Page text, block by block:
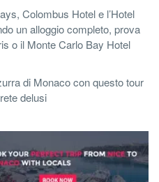
Colombus Hotel e l’Hotel
un alloggio completo, prova
o il Monte Carlo Bay Hotel
di Monaco con questo tour
delusi